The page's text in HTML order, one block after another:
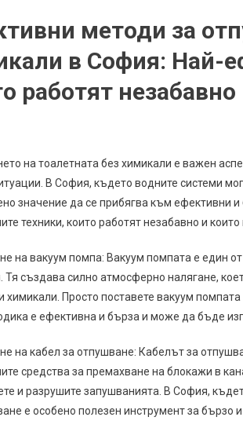
методи за
в София: Най-
работят незабавно
на тоалетната без химикали е важен
В София, където водните системи
значение да се прибягва към ефективни
техники, които работят незабавно и
на вакуум помпа: Вакуум помпата е един
Тя създава силно атмосферно налягане,
химикали. Просто поставете вакуум
е ефективна и бърза и може да бъде
на кабел за отпушване: Кабелът за
средства за премахване на блокажи в
и разрушите запушванията. В София,
е особено полезен инструмент за бързо